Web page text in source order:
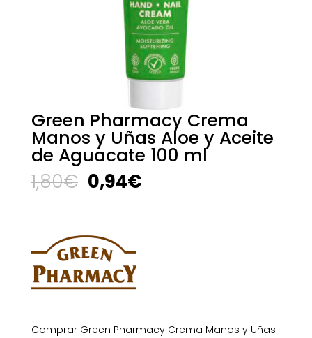
Green Pharmacy Crema
Manos y Uñas Aloe y Aceite
de Aguacate 100 ml
1,80€ El
precio
era:
1,80€.
0,94€El
Comprar Green Pharmacy Crema Manos y Uñas